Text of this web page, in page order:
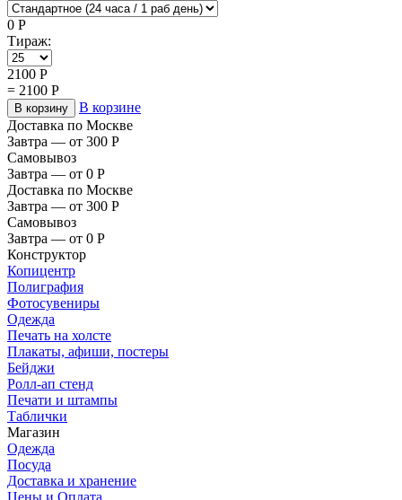
0 Р
Тираж:
2100 Р
= 2100 Р
В корзину
В корзине
Доставка по Москве
Завтра — от 300 Р
Самовывоз
Завтра — от 0 Р
Доставка по Москве
Завтра — от 300 Р
Самовывоз
Завтра — от 0 Р
Конструктор
Копицентр
Полиграфия
Фотосувениры
Одежда
Печать на холсте
Плакаты, афиши, постеры
Бейджи
Ролл-ап стенд
Печати и штампы
Таблички
Магазин
Одежда
Посуда
Доставка и хранение
Цены и Оплата